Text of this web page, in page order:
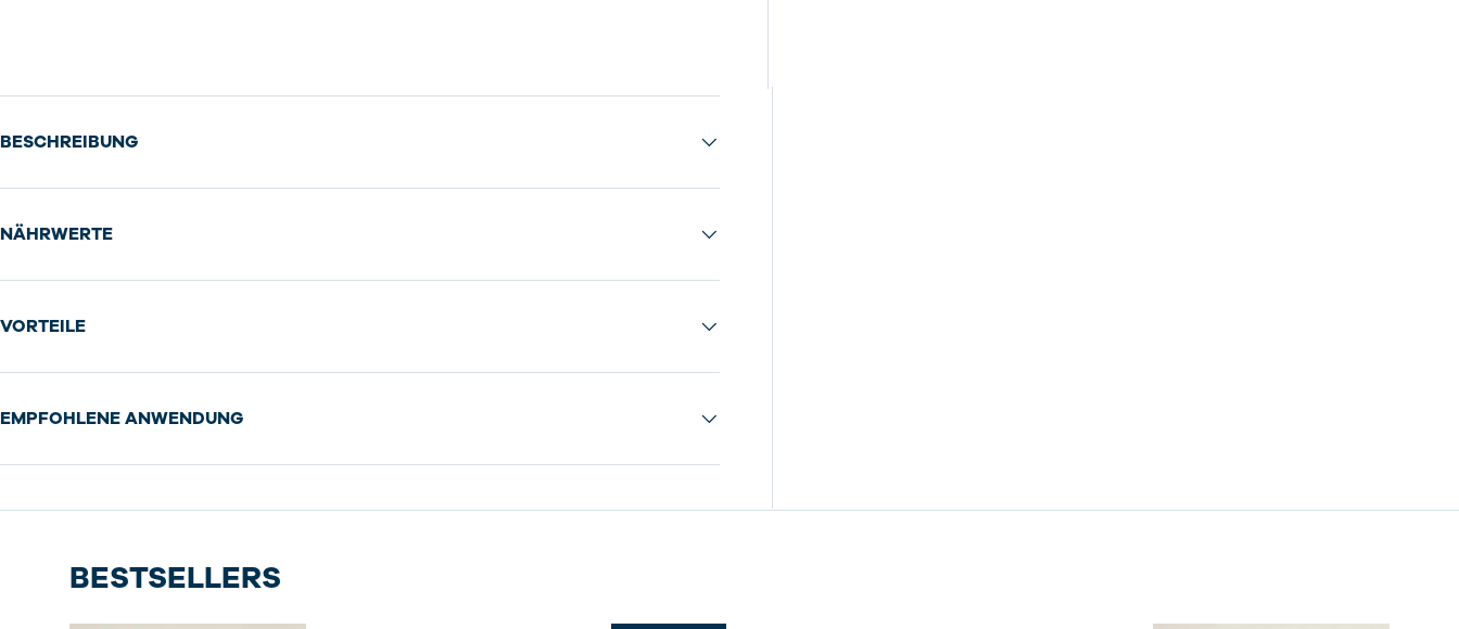
BESCHREIBUNG
NÄHRWERTE
VORTEILE
EMPFOHLENE ANWENDUNG
BESTSELLERS